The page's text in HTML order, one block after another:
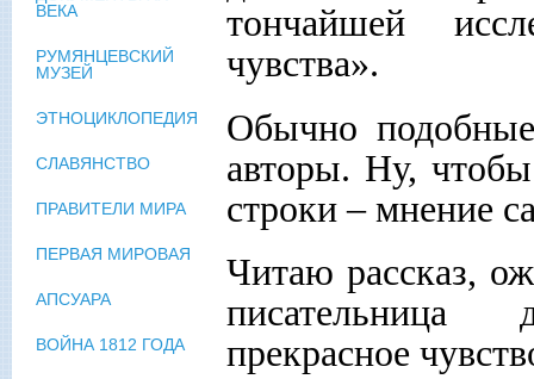
тончайшей
чувства».
Обычно
авторы. Ну,
строки – мнение
Читаю рассказ,
писательница
прекрасное
ВЕКА
РУМЯНЦЕВСКИЙ
МУЗЕЙ
ЭТНОЦИКЛОПЕДИЯ
СЛАВЯНСТВО
ПРАВИТЕЛИ МИРА
ПЕРВАЯ МИРОВАЯ
АПСУАРА
ВОЙНА 1812 ГОДА